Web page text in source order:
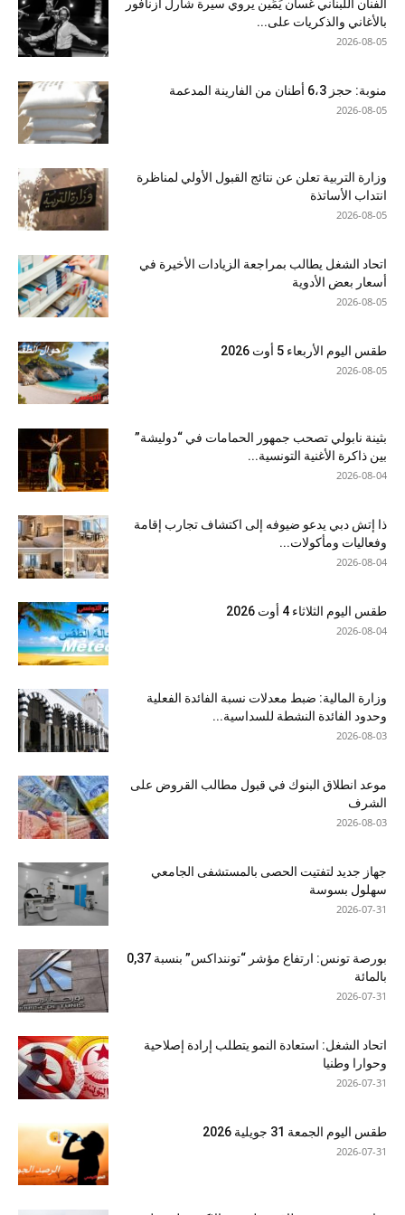
الفنان اللبناني غسان يَمِّين يروي سيرة شارل أزنافور
بالأغاني والذكريات على...
2026-08-05
منوبة: حجز 6،3 أطنان من الفارينة المدعمة
2026-08-05
وزارة التربية تعلن عن نتائج القبول الأولي لمناظرة
انتداب الأساتذة
2026-08-05
اتحاد الشغل يطالب بمراجعة الزيادات الأخيرة في
أسعار بعض الأدوية
2026-08-05
طقس اليوم الأربعاء 5 أوت 2026
2026-08-05
بثينة نابولي تصحب جمهور الحمامات في “دوليشة”
بين ذاكرة الأغنية التونسية...
2026-08-04
ذا إتش دبي يدعو ضيوفه إلى اكتشاف تجارب إقامة
وفعاليات ومأكولات...
2026-08-04
طقس اليوم الثلاثاء 4 أوت 2026
2026-08-04
وزارة المالية: ضبط معدلات نسبة الفائدة الفعلية
وحدود الفائدة النشطة للسداسية...
2026-08-03
موعد انطلاق البنوك في قبول مطالب القروض على
الشرف
2026-08-03
جهاز جديد لتفتيت الحصى بالمستشفى الجامعي
سهلول بسوسة
2026-07-31
بورصة تونس: ارتفاع مؤشر “توننداكس” بنسبة 0,37
بالمائة
2026-07-31
اتحاد الشغل: استعادة النمو يتطلب إرادة إصلاحية
وحوارا وطنيا
2026-07-31
طقس اليوم الجمعة 31 جويلية 2026
2026-07-31